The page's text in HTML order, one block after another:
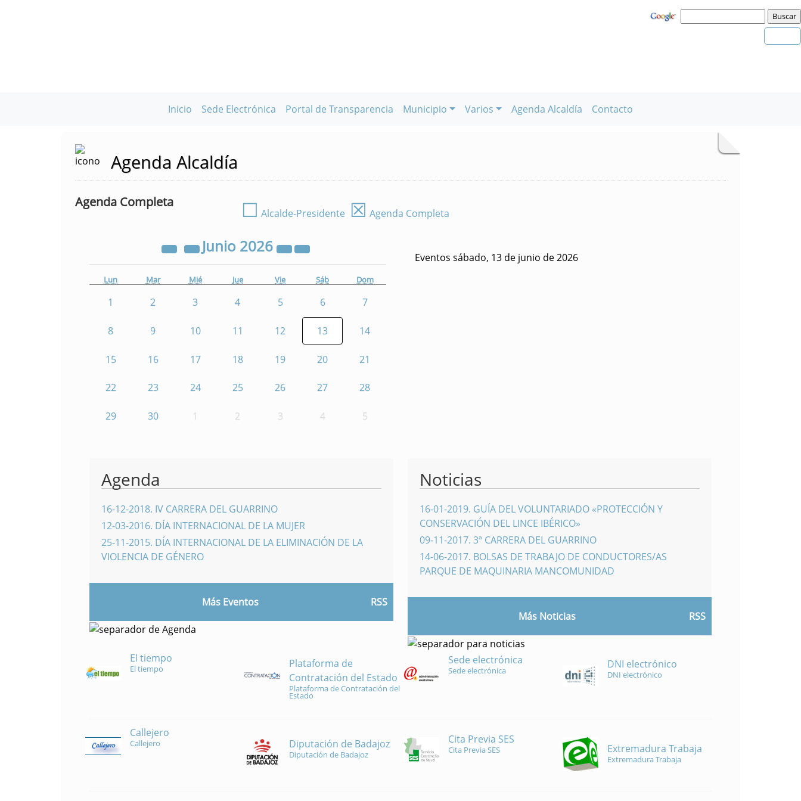
Inicio Sede Electrónica Portal de Transparencia Municipio Varios Agenda Alcaldía Contacto
Agenda Alcaldía
Agenda Completa ☐ Alcalde-Presidente ☒ Agenda Completa
Junio 2026
Lun Mar Mié Jue Vie Sáb Dom
1 2 3 4 5 6 7
8 9 10 11 12 13 14
15 16 17 18 19 20 21
22 23 24 25 26 27 28
29 30 1 2 3 4 5
Eventos sábado, 13 de junio de 2026
Agenda
16-12-2018. IV CARRERA DEL GUARRINO
12-03-2016. DÍA INTERNACIONAL DE LA MUJER
25-11-2015. DÍA INTERNACIONAL DE LA ELIMINACIÓN DE LA
VIOLENCIA DE GÉNERO
Más Eventos RSS
Noticias
16-01-2019. GUÍA DEL VOLUNTARIADO «PROTECCIÓN Y
CONSERVACIÓN DEL LINCE IBÉRICO»
09-11-2017. 3ª CARRERA DEL GUARRINO
14-06-2017. BOLSAS DE TRABAJO DE CONDUCTORES/AS
PARQUE DE MAQUINARIA MANCOMUNIDAD
Más Noticias RSS
El tiempo
El tiempo
Plataforma de
Contratación del Estado
Plataforma de Contratación del
Estado
Sede electrónica
Sede electrónica DNI electrónico
DNI electrónico
Callejero
Callejero Diputación de Badajoz
Diputación de Badajoz
Cita Previa SES
Cita Previa SES Extremadura Trabaja
Extremadura Trabaja